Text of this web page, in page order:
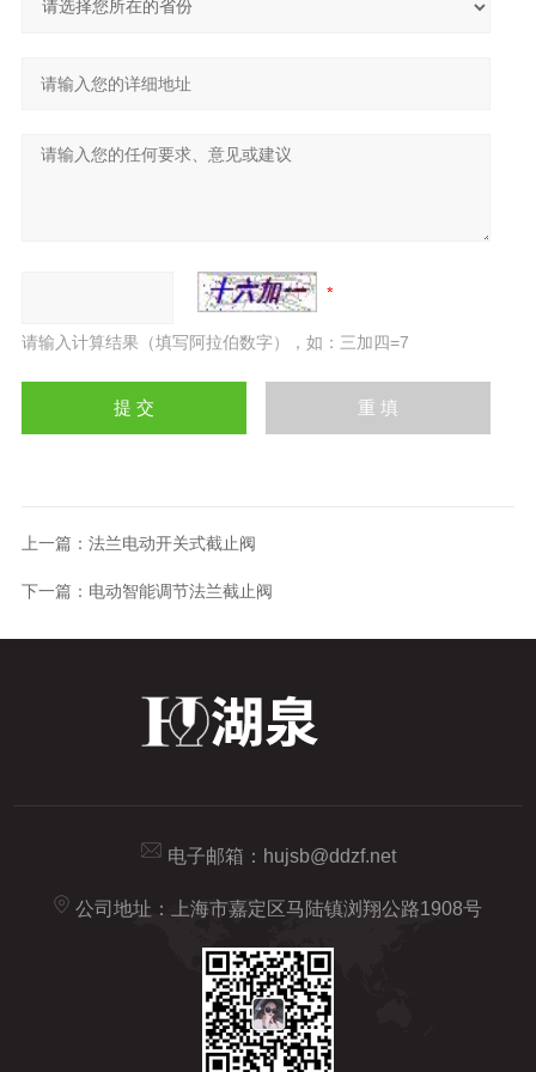
请输入计算结果（填写阿拉伯数字），如：三加四=7
上一篇： 法兰电动开关式截止阀
下一篇： 电动智能调节法兰截止阀
电子邮箱： hujsb@ddzf.net
公司地址：上海市嘉定区马陆镇浏翔公路1908号